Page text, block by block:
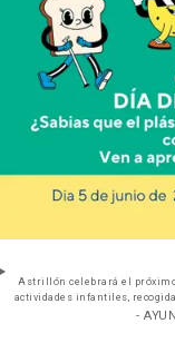
Astrillón celebrará el
actividades infantiles,
-